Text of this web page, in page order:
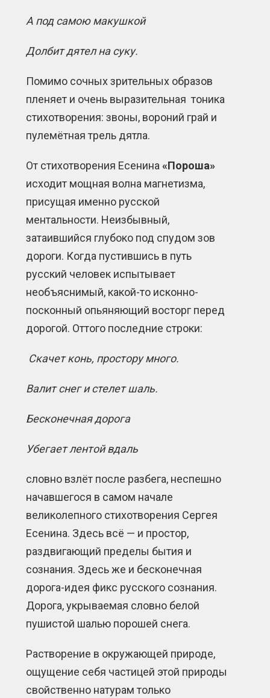
А под самою макушкой
Долбит дятел на суку.
Помимо сочных зрительных образов
пленяет и очень выразительная тоника
стихотворения: звоны, вороний грай и
пулемётная трель дятла.
От стихотворения Есенина«Пороша»
исходит мощная волна магнетизма,
присущая именно русской
ментальности. Неизбывный,
затаившийся глубоко под спудом зов
дороги. Когда пустившись в путь
русский человек испытывает
необъяснимый, какой-то исконно-
посконный опьяняющий восторг перед
дорогой. Оттого последние строки:
Скачет конь, простору много.
Валит снег и стелет шаль.
Бесконечная дорога
Убегает лентой вдаль
словно взлёт после разбега, неспешно
начавшегося в самом начале
великолепного стихотворения Сергея
Есенина. Здесь всё — и простор,
раздвигающий пределы бытия и
сознания. Здесь же и бесконечная
дорога-идея фикс русского сознания.
Дорога, укрываемая словно белой
пушистой шалью порошей снега.
Растворение в окружающей природе,
ощущение себя частицей этой природы
свойственно натурам только